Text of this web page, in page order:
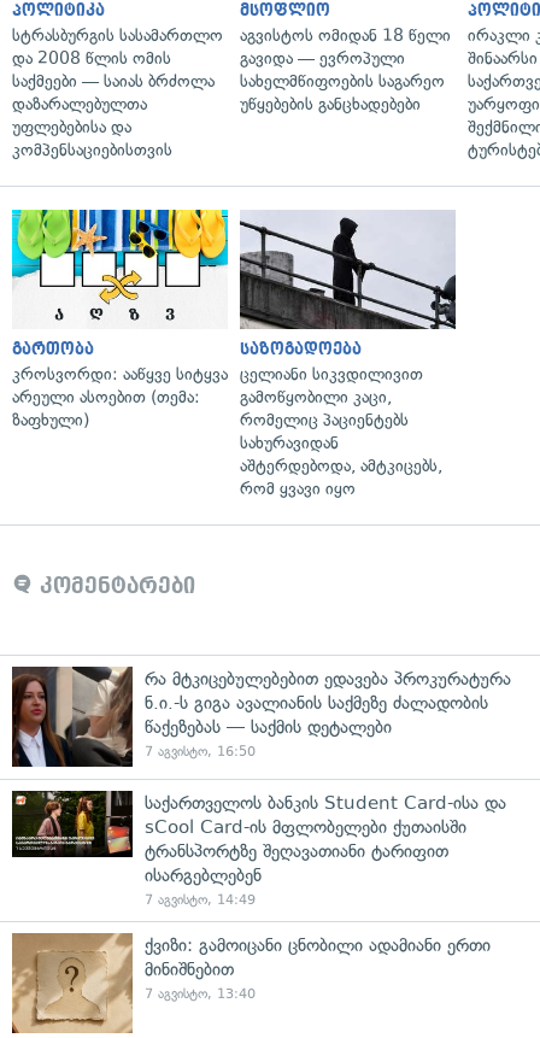
პოლიტიკა
სტრასბურგის სასამართლო
და 2008 წლის ომის
საქმეები — საიას ბრძოლა
დაზარალებულთა
უფლებებისა და
კომპენსაციებისთვის
მსოფლიო
აგვისტოს ომიდან 18 წელი
გავიდა — ევროპული
სახელმწიფოების საგარეო
უწყებების განცხადებები
ირაკლი
გართობა
კროსვორდი: ააწყვე სიტყვა
არეული ასოებით (თემა:
ზაფხული)
საზოგადოება
ცელიანი სიკვდილივით
გამოწყობილი კაცი,
რომელიც პაციენტებს
სახურავიდან
აშტერდებოდა, ამტკიცებს,
რომ ყვავი იყო
კომენტარები
რა მტკიცებულებებით ედავება პროკურატურა
ნ.ი.-ს გიგა ავალიანის საქმეზე ძალადობის
წაქეზებას — საქმის დეტალები
7 აგვისტო, 16:50
საქართველოს ბანკის Student Card-ისა და
sCool Card-ის მფლობელები ქუთაისში
ტრანსპორტზე შეღავათიანი ტარიფით
ისარგებლებენ
7 აგვისტო, 14:49
ქვიზი: გამოიცანი ცნობილი ადამიანი ერთი
მინიშნებით
7 აგვისტო, 13:40